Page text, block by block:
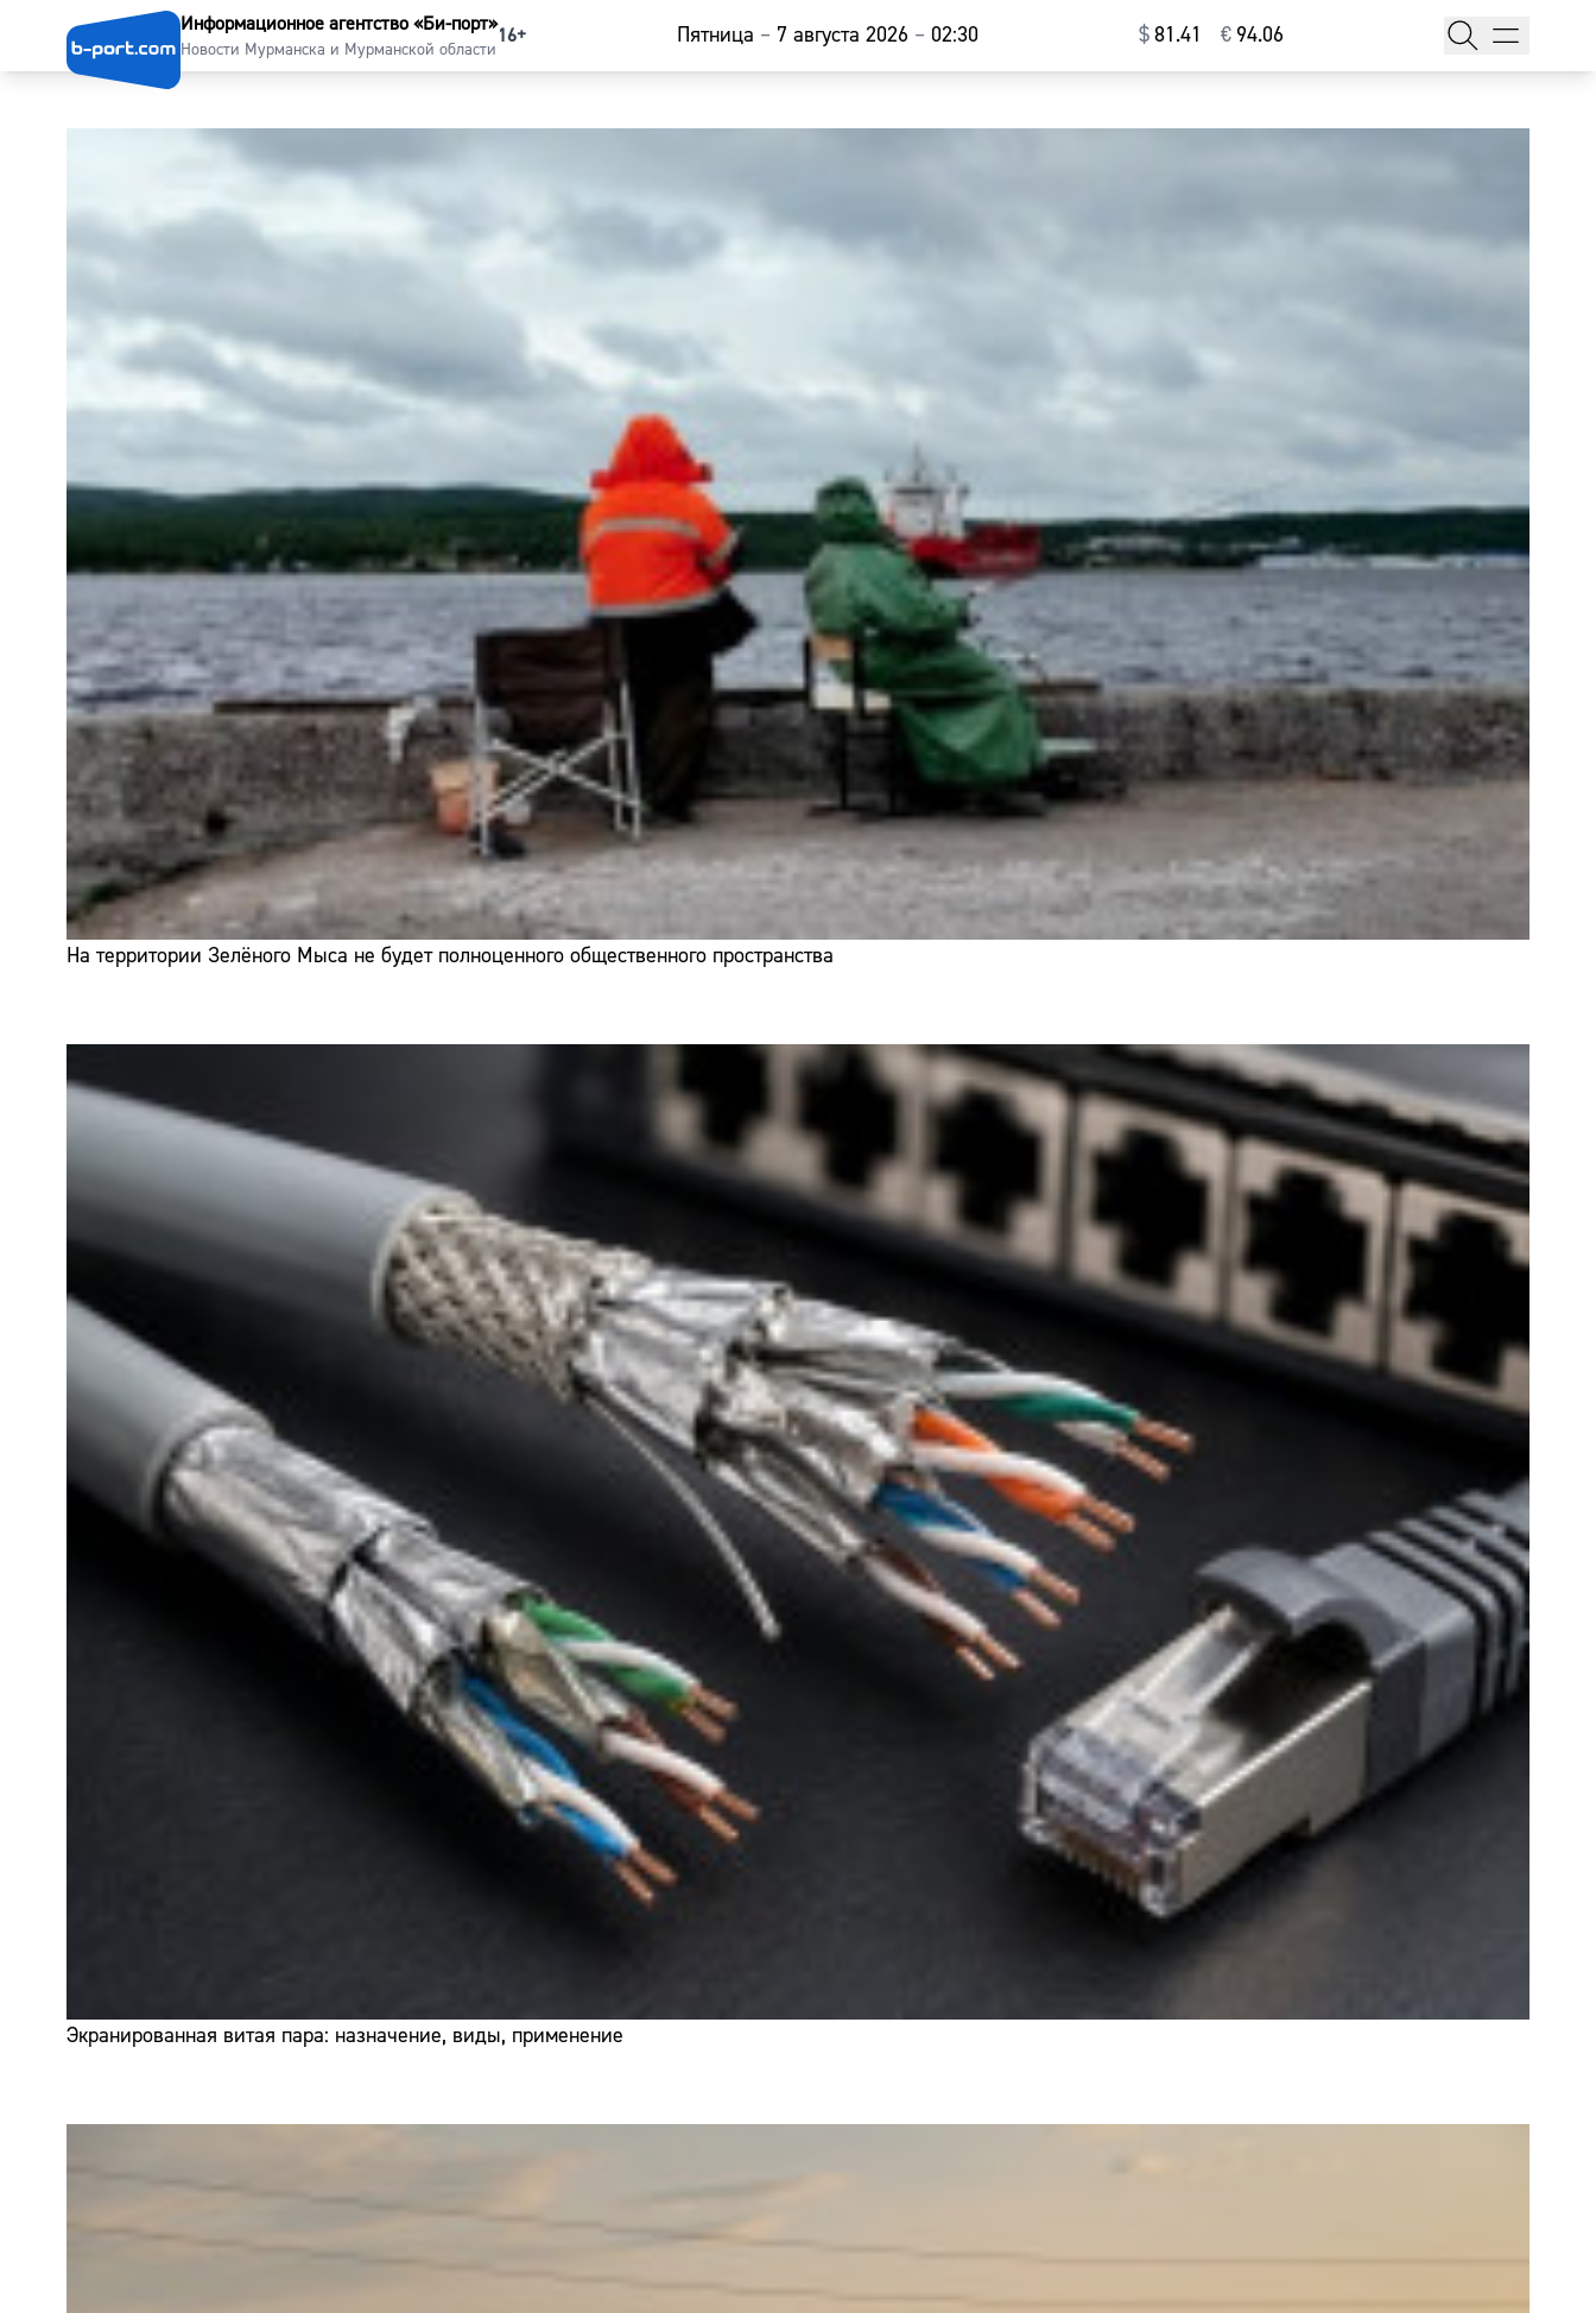
Информационное агентство «Би-порт»
Новости Мурманска и Мурманской области
16+ Пятница – 7 августа 2026 – 02:30 $⁠81.41 € ⁠94.06
На территории Зелёного Мыса не будет полноценного общественного пространства
Экранированная витая пара: назначение, виды, применение
Наши гости
Погода
Курсы валют